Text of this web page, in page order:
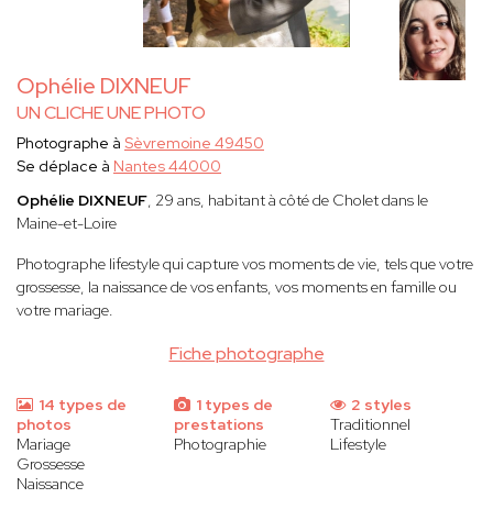
Ophélie DIXNEUF
UN CLICHE UNE PHOTO
Fiche photographe
Photographe à Sèvremoine 49450
Se déplace à Nantes 44000
Ophélie DIXNEUF, 29 ans, habitant à côté de Cholet dans le
Maine-et-Loire
Photographe lifestyle qui capture vos moments de vie, tels que votre
grossesse, la naissance de vos enfants, vos moments en famille ou
votre mariage.
14 types de
photos
Mariage
Grossesse
Naissance
1 types de
prestations
Photographie
2 styles
Traditionnel
Lifestyle